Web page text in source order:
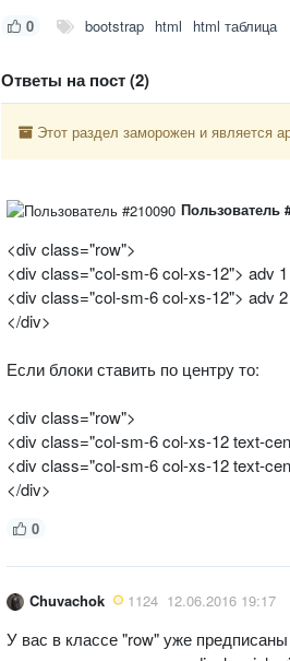
0 bootstrap html html таблица
Ответы на пост (2)
Этот раздел заморожен и является
Пользователь
<div class="row">
<div class="col-sm-6 col-xs-12"> adv
<div class="col-sm-6 col-xs-12"> adv
</div>
Если блоки ставить по центру то:
<div class="row">
<div class="col-sm-6 col-xs-12 text-
<div class="col-sm-6 col-xs-12 text-
</div>
0
Chuvachok 1124 12.06.2016 19:17
У вас в классе "row" уже